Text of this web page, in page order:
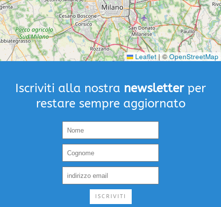
Leaflet |© OpenStreetMap
Iscriviti alla nostra newsletterper
restare sempre aggiornato
ISCRIVITI